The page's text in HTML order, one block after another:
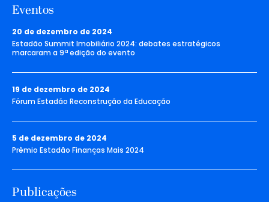
Eventos
20 de dezembro de 2024
Estadão Summit Imobiliário 2024: debates estratégicos
marcaram a 9ª edição do evento
19 de dezembro de 2024
Fórum Estadão Reconstrução da Educação
5 de dezembro de 2024
Prêmio Estadão Finanças Mais 2024
Publicações